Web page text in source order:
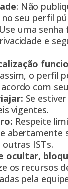
: Não
seu perfil
uma
e
o perfil
com
Se
vigentes.
Respeite
abertamente
outras ISTs.
ocultar,
os recursos
pela